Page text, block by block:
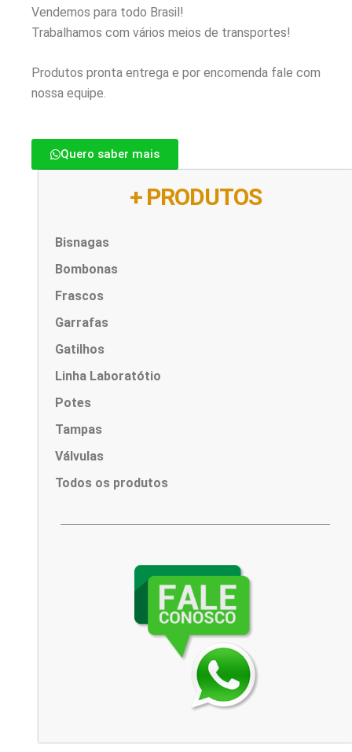
Vendemos para todo Brasil!
Trabalhamos com vários meios de transportes!
Produtos pronta entrega e por encomenda fale com
nossa equipe.
Quero saber mais
+ PRODUTOS
Bisnagas
Bombonas
Frascos
Garrafas
Gatilhos
Linha Laboratótio
Potes
Tampas
Válvulas
Todos os produtos